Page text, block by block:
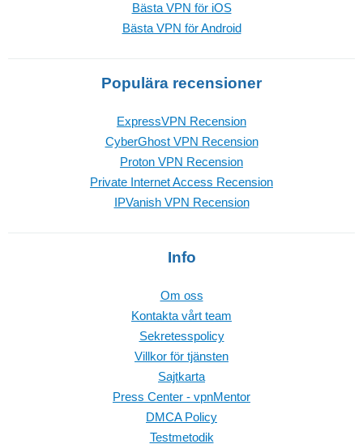
Bästa VPN för iOS
Bästa VPN för Android
Populära recensioner
ExpressVPN Recension
CyberGhost VPN Recension
Proton VPN Recension
Private Internet Access Recension
IPVanish VPN Recension
Info
Om oss
Kontakta vårt team
Sekretesspolicy
Villkor för tjänsten
Sajtkarta
Press Center - vpnMentor
DMCA Policy
Testmetodik